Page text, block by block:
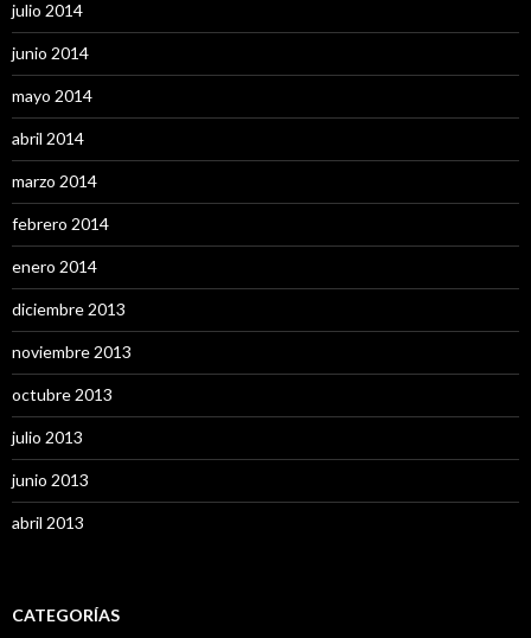
julio 2014
junio 2014
mayo 2014
abril 2014
marzo 2014
febrero 2014
enero 2014
diciembre 2013
noviembre 2013
octubre 2013
julio 2013
junio 2013
abril 2013
CATEGORÍAS